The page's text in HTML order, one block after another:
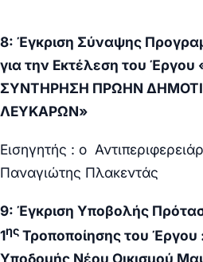
8: Έγκριση Σύναψης
για την Εκτέλεση του
ΣΥΝΤΗΡΗΣΗ ΠΡΩΗΝ
ΛΕΥΚΑΡΩΝ»
Εισηγητής : ο
Παναγιώτης Πλακεντάς
9: Έγκριση Υποβολής
1ης Τροποποίησης του Έργου